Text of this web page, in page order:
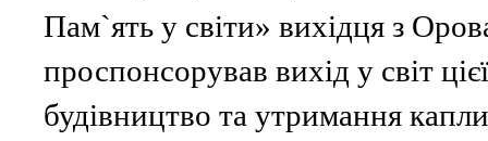
Пам`ять у світи» вихідця з
проспонсорував вихід у світ
будівництво та утримання